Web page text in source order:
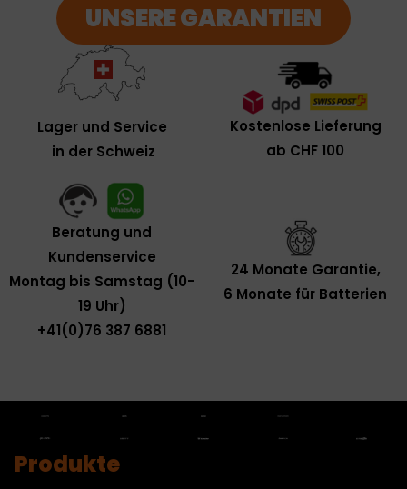
UNSERE GARANTIEN
Lager und Service
in der Schweiz
Kostenlose Lieferung
ab CHF 100
Beratung und
Kundenservice
Montag bis Samstag (10-
19 Uhr)
+41(0)76 387 6881
24 Monate Garantie,
6 Monate für Batterien
Produkte